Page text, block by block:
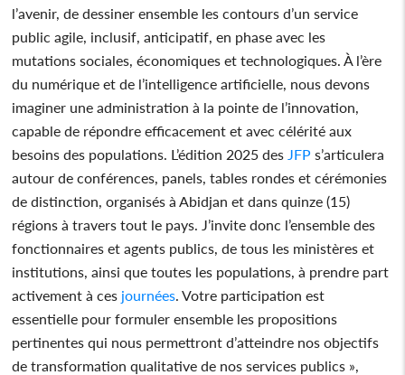
l’avenir, de dessiner ensemble les contours d’un service
public agile, inclusif, anticipatif, en phase avec les
mutations sociales, économiques et technologiques. À l’ère
du numérique et de l’intelligence artificielle, nous devons
imaginer une administration à la pointe de l’innovation,
capable de répondre efficacement et avec célérité aux
besoins des populations. L’édition 2025 des JFP s’articulera
autour de conférences, panels, tables rondes et cérémonies
de distinction, organisés à Abidjan et dans quinze (15)
régions à travers tout le pays. J’invite donc l’ensemble des
fonctionnaires et agents publics, de tous les ministères et
institutions, ainsi que toutes les populations, à prendre part
activement à ces journées . Votre participation est
essentielle pour formuler ensemble les propositions
pertinentes qui nous permettront d’atteindre nos objectifs
de transformation qualitative de nos services publics »,